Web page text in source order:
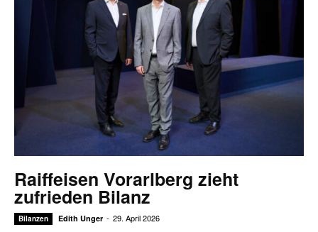
Raiffeisen Vorarlberg zieht
zufrieden Bilanz
Bilanzen Edith Unger - 29. April 2026